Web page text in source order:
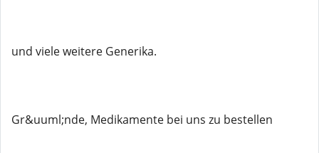
und viele weitere Generika.
Gr&uuml;nde, Medikamente bei uns zu bestellen